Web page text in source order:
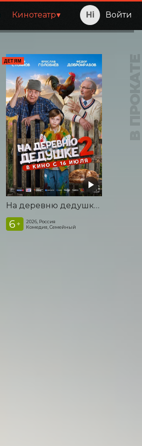
Кинотеатр Войти
ДЕТЯМ
На деревню дедушке 2
6 +
2026, Россия
Комедия, Семейный
В